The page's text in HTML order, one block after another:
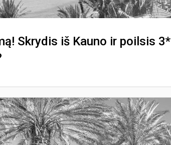
Skrydis iš Kauno ir poilsis 3*